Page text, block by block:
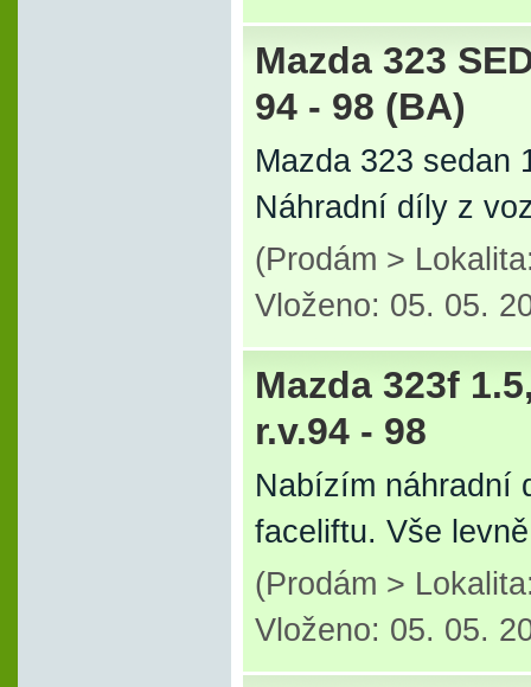
Mazda 323
94 - 98 (BA)
Mazda 323 sedan
Náhradní díly z
(Prodám >
Vloženo: 05. 05.
Mazda 323f
r.v.94 - 98
Nabízím náhradní
faceliftu. Vše
(Prodám >
Vloženo: 05. 05.